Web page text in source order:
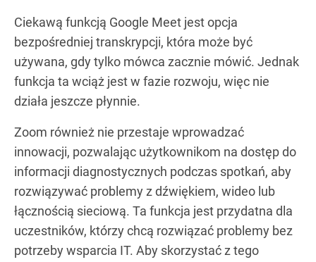
Ciekawą funkcją Google Meet jest opcja
bezpośredniej transkrypcji, która może być
używana, gdy tylko mówca zacznie mówić. Jednak
funkcja ta wciąż jest w fazie rozwoju, więc nie
działa jeszcze płynnie.
Zoom również nie przestaje wprowadzać
innowacji, pozwalając użytkownikom na dostęp do
informacji diagnostycznych podczas spotkań, aby
rozwiązywać problemy z dźwiękiem, wideo lub
łącznością sieciową. Ta funkcja jest przydatna dla
uczestników, którzy chcą rozwiązać problemy bez
potrzeby wsparcia IT. Aby skorzystać z tego